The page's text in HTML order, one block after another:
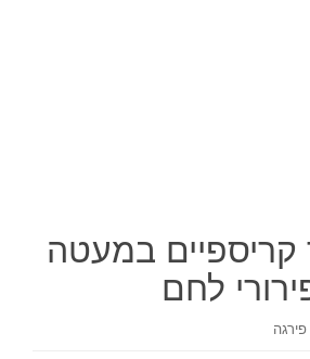
קריספיים במעטה
לחם
פירגה